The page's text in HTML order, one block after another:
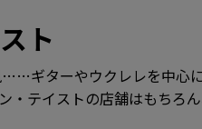
ト
ギターやウクレレを中心
・テイストの店舗はもちろ